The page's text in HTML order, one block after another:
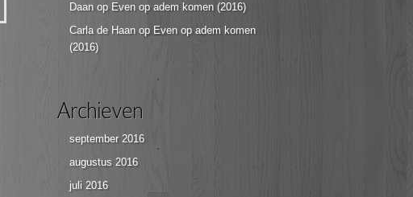
Daan op Even op adem komen (2016)
Carla de Haan op Even op adem komen
(2016)
Archieven
september 2016
augustus 2016
juli 2016